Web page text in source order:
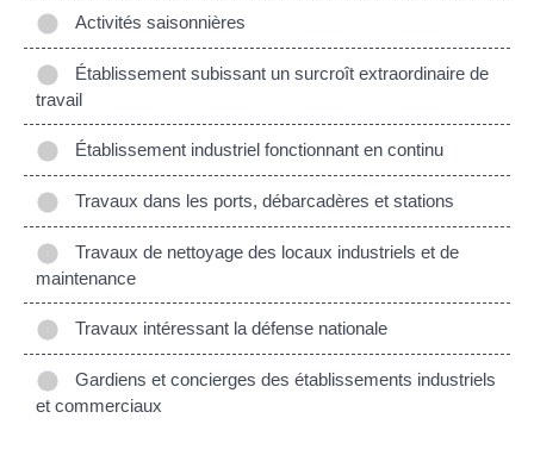
Activités saisonnières
Établissement subissant un surcroît extraordinaire de
travail
Établissement industriel fonctionnant en continu
Travaux dans les ports, débarcadères et stations
Travaux de nettoyage des locaux industriels et de
maintenance
Travaux intéressant la défense nationale
Gardiens et concierges des établissements industriels
et commerciaux